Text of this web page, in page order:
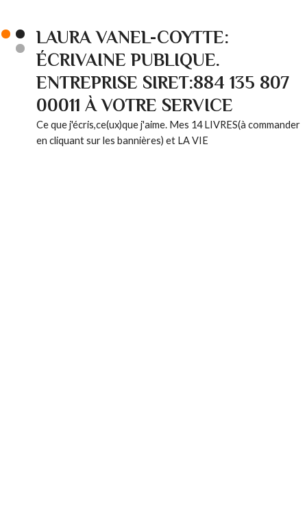
LAURA VANEL-COYTTE:
ÉCRIVAINE PUBLIQUE.
ENTREPRISE SIRET:884 135 807
00011 À VOTRE SERVICE
Ce que j'écris,ce(ux)que j'aime. Mes 14 LIVRES(à commander
en cliquant sur les bannières) et LA VIE